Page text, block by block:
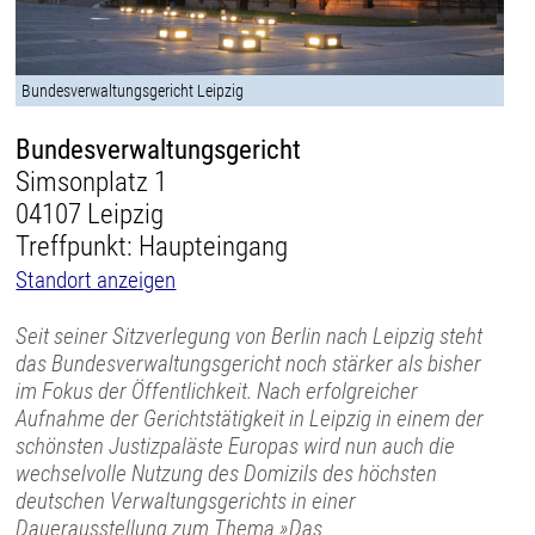
Bundesverwaltungsgericht Leipzig
Bundesverwaltungsgericht
Simsonplatz 1
04107 Leipzig
Treffpunkt: Haupteingang
Standort anzeigen
Seit seiner Sitzverlegung von Berlin nach Leipzig steht
das Bundesverwaltungsgericht noch stärker als bisher
im Fokus der Öffentlichkeit. Nach erfolgreicher
Aufnahme der Gerichtstätigkeit in Leipzig in einem der
schönsten Justizpaläste Europas wird nun auch die
wechselvolle Nutzung des Domizils des höchsten
deutschen Verwaltungsgerichts in einer
Dauerausstellung zum Thema »Das